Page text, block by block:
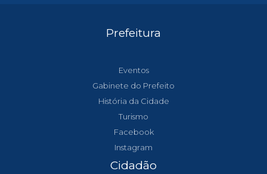
Prefeitura
Eventos
Gabinete do Prefeito
História da Cidade
Turismo
Facebook
Instagram
Cidadão